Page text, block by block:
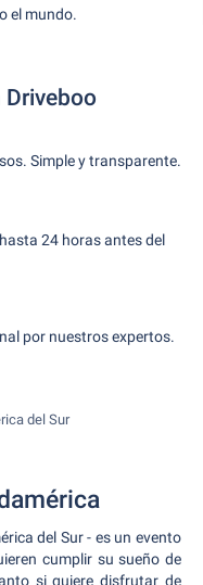
el mundo.
Driveboo
Simple y transparente.
24 horas antes del
por nuestros expertos.
del Sur
del Sur - es un evento
cumplir su sueño de
si quiere disfrutar de